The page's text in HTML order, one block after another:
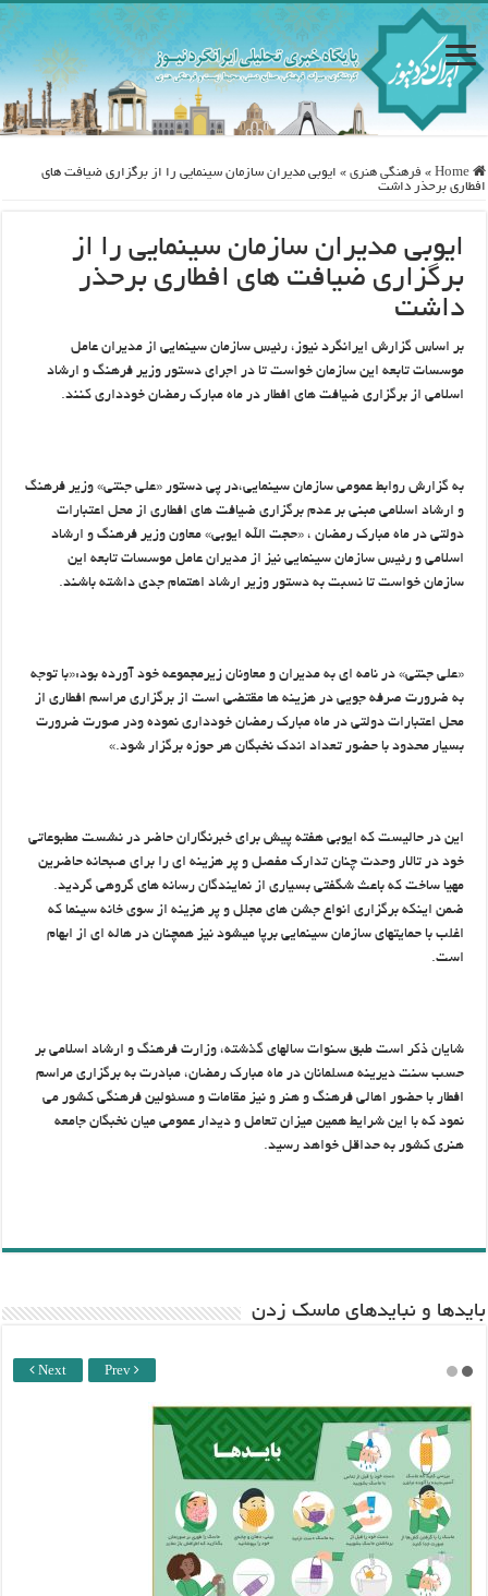
Home
» فرهنگی هنری » ایوبی مدیران سازمان سینمایی را از برگزاری ضیافت های
افطاری برحذر داشت
ایوبی مدیران سازمان سینمایی را از
برگزاری ضیافت های افطاری برحذر
داشت
بر اساس گزارش ایرانگرد نیوز، رئیس سازمان سینمایی از مدیران عامل
موسسات تابعه این سازمان خواست تا در اجرای دستور وزیر فرهنگ و ارشاد
اسلامی از برگزاری ضیافت های افطار در ماه مبارک رمضان خودداری کنند.
به گزارش روابط عمومی سازمان سینمایی،در پی دستور «علی جنتی» وزیر فرهنگ
و ارشاد اسلامی مبنی بر عدم برگزاری ضیافت های افطاری از محل اعتبارات
دولتی در ماه مبارک رمضان ، «حجت الله ایوبی» معاون وزیر فرهنگ و ارشاد
اسلامی و رئیس سازمان سینمایی نیز از مدیران عامل موسسات تابعه این
سازمان خواست تا نسبت به دستور وزیر ارشاد اهتمام جدی داشته باشند.
«علی جنتی» در نامه ای به مدیران و معاونان زیرمجموعه خود آورده بود:«با توجه
به ضرورت صرفه جویی در هزینه ها مقتضی است از برگزاری مراسم افطاری از
محل اعتبارات دولتی در ماه مبارک رمضان خودداری نموده ودر صورت ضرورت
بسیار محدود با حضور تعداد اندک نخبگان هر حوزه برگزار شود.»
این در حالیست که ایوبی هفته پیش برای خبرنگاران حاضر در نشست مطبوعاتی
خود در تالار وحدت چنان تدارک مفصل و پر هزینه ای را برای صبحانه حاضرین
مهیا ساخت که باعث شگفتی بسیاری از نمایندگان رسانه های گروهی گردید.
ضمن اینکه برگزاری انواع جشن های مجلل و پر هزینه از سوی خانه سینما که
اغلب با حمایتهای سازمان سینمایی برپا میشود نیز همچنان در هاله ای از ابهام
است.
شایان ذکر است طبق سنوات سالهای گذشته، وزارت فرهنگ و ارشاد اسلامی بر
حسب سنت دیرینه مسلمانان در ماه مبارک رمضان، مبادرت به برگزاری مراسم
افطار با حضور اهالی فرهنگ و هنر و نیز مقامات و مسئولین فرهنگی کشور می
نمود که با این شرایط همین میزان تعامل و دیدار عمومی میان نخبگان جامعه
هنری کشور به حداقل خواهد رسید.
باید‌ها و نبایدهای ماسک زدن
Next Prev